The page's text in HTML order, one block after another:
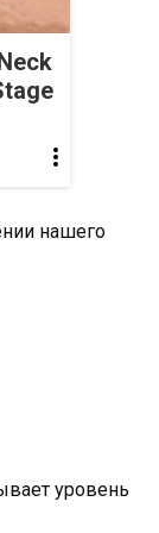
нашего
уровень